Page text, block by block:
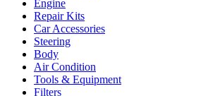
Engine
Repair Kits
Car Accessories
Steering
Body
Air Condition
Tools & Equipment
Filters